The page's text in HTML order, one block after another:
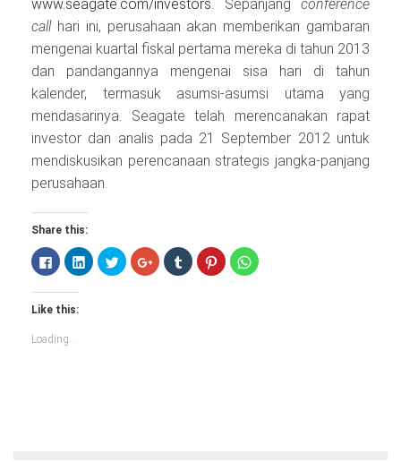
www.seagate.com/investors. Sepanjang conference
callhari ini, perusahaan akan memberikan gambaran
mengenai kuartal fiskal pertama mereka di tahun 2013
dan pandangannya mengenai sisa hari di tahun
kalender, termasuk asumsi-asumsi utama yang
mendasarinya. Seagate telah merencanakan rapat
investor dan analis pada 21 September 2012 untuk
mendiskusikan perencanaan strategis jangka-panjang
perusahaan.
Share this:
Click
to
share
on
Facebook
(Opens
new
window)
Click
to
share
Click
to
share
Click
to
share
Click
to
share
Click
to
share
Click
to
Like this:
Loading...